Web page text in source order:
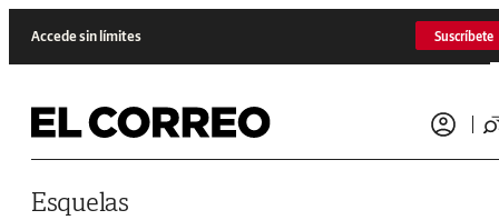
Accede sin límites Suscríbete
Esquelas